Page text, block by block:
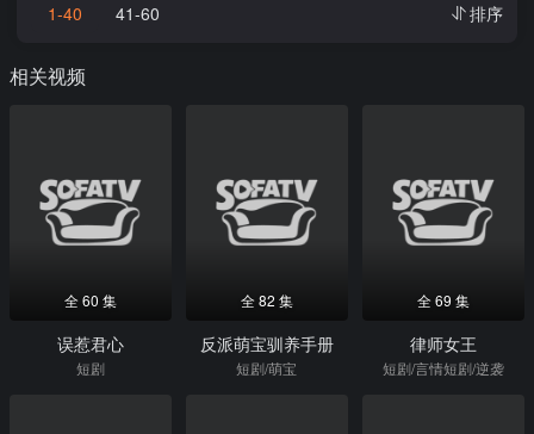
1-40 41-60 排序
相关视频
全 60 集
误惹君心
短剧
全 82 集
反派萌宝驯养手册
短剧/萌宝
全 69 集
律师女王
短剧/言情短剧/逆袭